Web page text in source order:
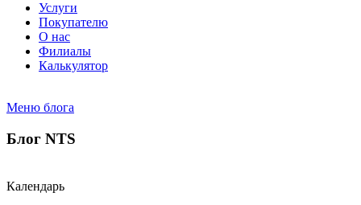
Услуги
Покупателю
О нас
Филиалы
Калькулятор
Меню блога
Блог NTS
Календарь